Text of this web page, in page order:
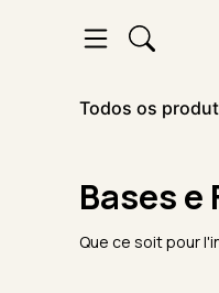
Todos os
Bases e
Que ce soit pour